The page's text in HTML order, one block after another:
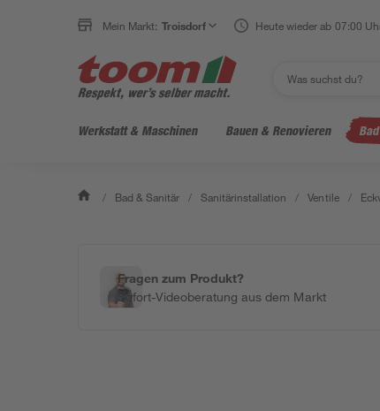
Mein Markt: Troisdorf Heute wieder ab 07:00
Werkstatt & Maschinen Bauen & Renovieren
/ Bad & Sanitär / Sanitärinstallation / Ventile /
Fragen zum Produkt?
Sofort-Videoberatung aus dem Markt